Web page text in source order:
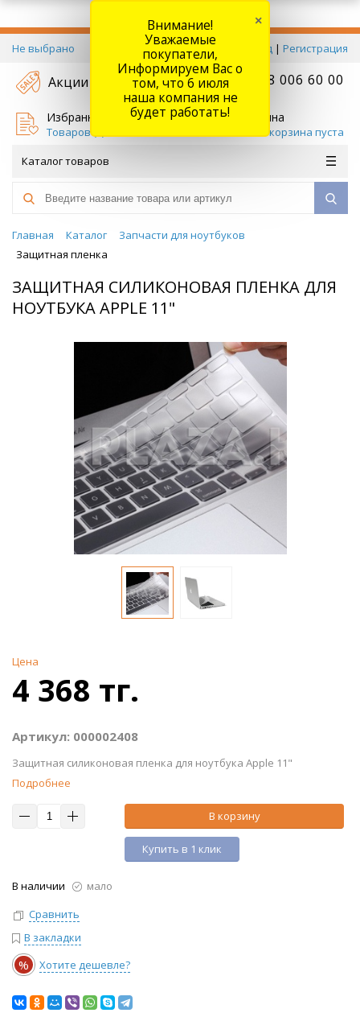
Не выбрано Вход | Регистрация
Акции +7 778 006 60 00
Избранное
Товаров (
Корзина
Ваша корзина пуста
Каталог товаров
Главная Каталог
Запчасти для ноутбуков
Защитная пленка
ЗАЩИТНАЯ СИЛИКОНОВАЯ ПЛЕНКА ДЛЯ
НОУТБУКА APPLE 11"
Цена
4 368 тг.
Артикул: 000002408
Защитная силиконовая пленка для ноутбука Apple 11"
Подробнее
В корзину
Купить в 1 клик
В наличии
мало
Сравнить
В закладки
% Хотите дешевле?
Внимание!
Уважаемые
покупатели,
Информируем Вас о
том, что 6 июля
наша компания не
будет работать!
×